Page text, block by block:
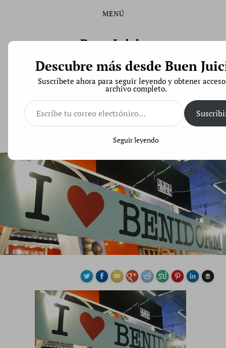
principal
MENÚ
Buen Juicio
Derecho de Código Abierto
Peligroso precedente: las declaraciones policiales
Descubre más desde Buen
Suscríbete ahora para seguir leyendo y obtener
archivo completo.
Escribe
tu
correo
electrónico…
Seguir leyendo